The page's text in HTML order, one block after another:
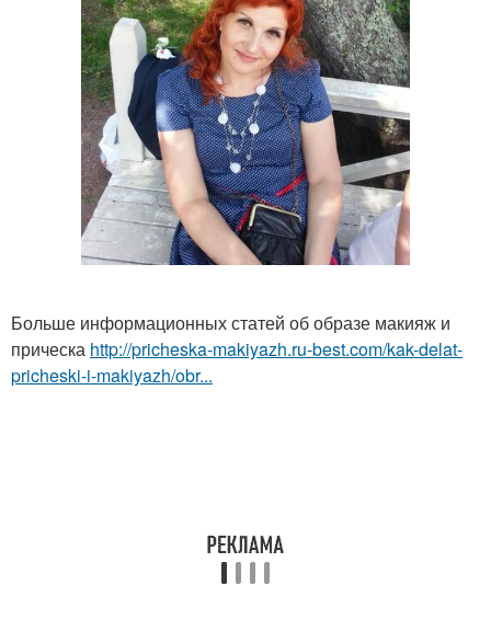
Больше информационных статей об образе макияж и
прическа http://pricheska-makiyazh.ru-best.com/kak-delat-
pricheski-i-makiyazh/obr...